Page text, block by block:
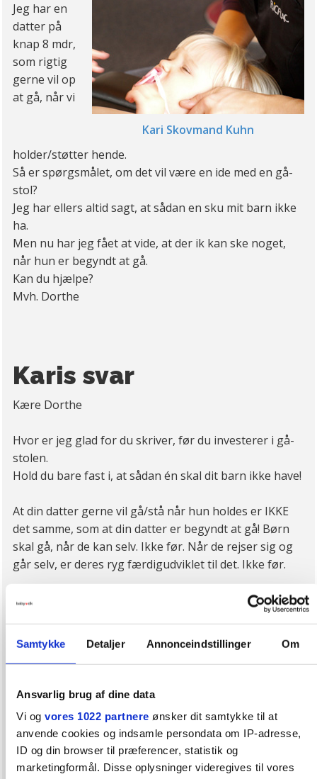
Samtykke Detaljer Annonceindstillinger Om
Ansvarlig brug af dine data
Vi og vores 1022 partnere ønsker dit samtykke til at
anvende cookies og indsamle persondata om IP-adresse,
ID og din browser til præferencer, statistik og
marketingformål. Disse oplysninger videregives til vores
Kari Skovmand Kuhn
Jeg har en
datter på
knap 8 mdr,
som rigtig
gerne vil op
at gå, når vi
holder/støtter hende.
Så er spørgsmålet, om det vil være en ide med en gå-
stol?
Jeg har ellers altid sagt, at sådan en sku mit barn ikke
ha.
Men nu har jeg fået at vide, at der ik kan ske noget,
når hun er begyndt at gå.
Kan du hjælpe?
Mvh. Dorthe
Karis svar
Kære Dorthe
Hvor er jeg glad for du skriver, før du investerer i gå-
stolen.
Hold du bare fast i, at sådan én skal dit barn ikke have!
At din datter gerne vil gå/stå når hun holdes er IKKE
det samme, som at din datter er begyndt at gå! Børn
skal gå, når de kan selv. Ikke før. Når de rejser sig og
går selv, er deres ryg færdigudviklet til det. Ikke før.
Det samme gælder i øvrigt mht at sidde. Børn må
sidde, når de selv sætter sig op, ikke når de passivt
børn desværre finder stor glæde ved at sidde, stå osv
standhaftige forældre. "Jamen, han kan jo så godt lide
belastning på rygsøjlen, der gerne skulle holde hele
livet.